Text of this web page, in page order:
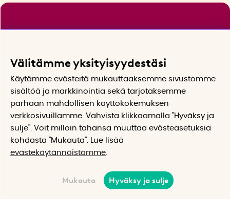
Välitämme yksityisyydestäsi
Käytämme evästeitä mukauttaaksemme sivustomme
sisältöä ja markkinointia sekä tarjotaksemme
parhaan mahdollisen käyttökokemuksen
verkkosivuillamme. Vahvista klikkaamalla "Hyväksy ja
sulje". Voit milloin tahansa muuttaa evästeasetuksia
kohdasta "Mukauta". Lue lisää
evästekäytännöistämme
Mukauta Hyväksy ja sulje